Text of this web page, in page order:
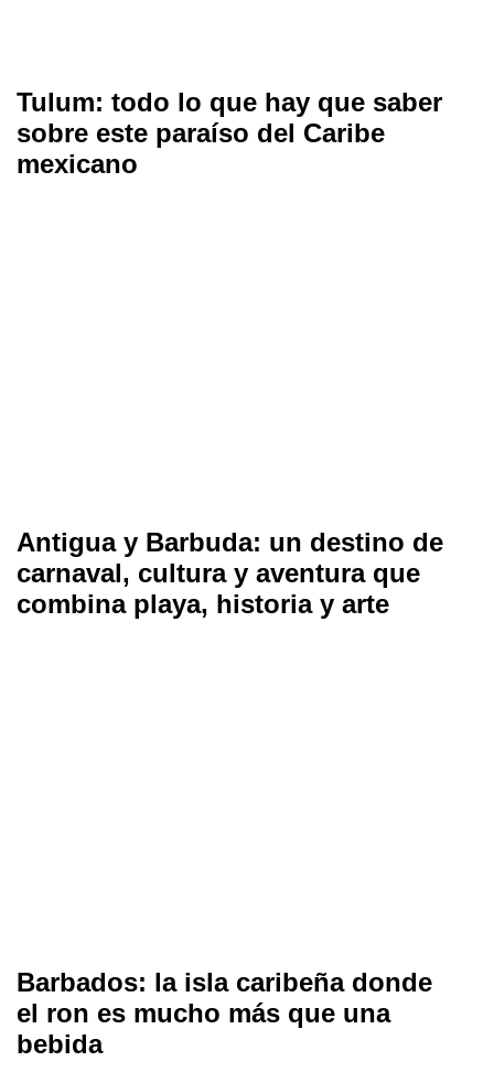
Tulum: todo lo que hay que saber
sobre este paraíso del Caribe
mexicano
Antigua y Barbuda: un destino de
carnaval, cultura y aventura que
combina playa, historia y arte
Barbados: la isla caribeña donde
el ron es mucho más que una
bebida